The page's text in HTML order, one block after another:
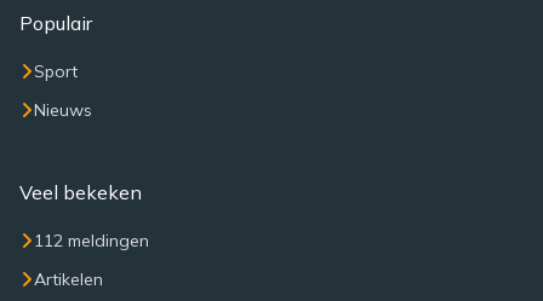
Populair
Sport
Nieuws
Veel bekeken
112 meldingen
Artikelen